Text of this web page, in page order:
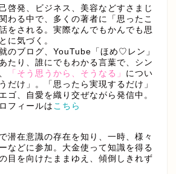
啓発、ビジネス、美容などすさまじ
わる中で、多くの著者に「思ったこ
をされる。実際なんでもかんでも思
に気づく。
のブログ、YouTube「ほめ♡レン」
たり、誰にでもわかる言葉で、シン
「そう思うから、そうなる」 につい
だけ」。「思ったら実現するだけ」
ゴ、自愛を織り交ぜながら発信中。
フィールは こちら
潜在意識の存在を知り、一時、様々
などに参加。大金使って知識を得る
目を向けたままゆえ、傾倒しきれず